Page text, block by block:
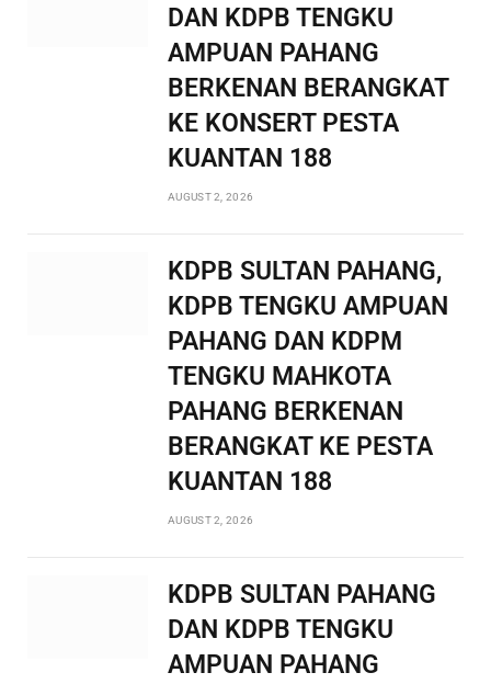
DAN KDPB TENGKU
AMPUAN PAHANG
BERKENAN BERANGKAT
KE KONSERT PESTA
KUANTAN 188
AUGUST 2, 2026
KDPB SULTAN PAHANG,
KDPB TENGKU AMPUAN
PAHANG DAN KDPM
TENGKU MAHKOTA
PAHANG BERKENAN
BERANGKAT KE PESTA
KUANTAN 188
AUGUST 2, 2026
KDPB SULTAN PAHANG
DAN KDPB TENGKU
AMPUAN PAHANG